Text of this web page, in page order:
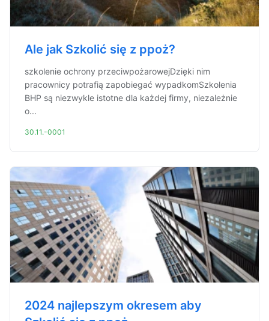
Ale jak Szkolić się z ppoż?
szkolenie ochrony przeciwpożarowejDzięki nim
pracownicy potrafią zapobiegać wypadkomSzkolenia
BHP są niezwykle istotne dla każdej firmy, niezależnie
o...
30.11.-0001
2024 najlepszym okresem aby